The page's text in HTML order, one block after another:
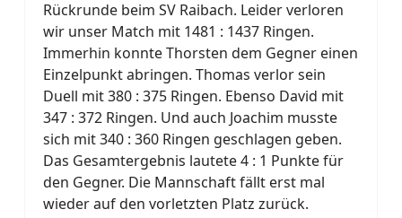
Rückrunde beim SV Raibach. Leider verloren
wir unser Match mit 1481 : 1437 Ringen.
Immerhin konnte Thorsten dem Gegner einen
Einzelpunkt abringen. Thomas verlor sein
Duell mit 380 : 375 Ringen. Ebenso David mit
347 : 372 Ringen. Und auch Joachim musste
sich mit 340 : 360 Ringen geschlagen geben.
Das Gesamtergebnis lautete 4 : 1 Punkte für
den Gegner. Die Mannschaft fällt erst mal
wieder auf den vorletzten Platz zurück.